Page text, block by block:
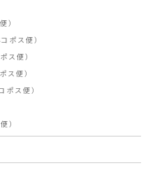
）
ポス便）
ス便）
ス便）
ポス便）
）